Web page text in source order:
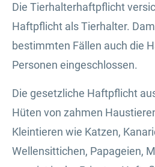
Die Tierhalterhaftpflicht
Haft­pflicht als Tierhalter.
bestimmten Fällen auch die
Per­sonen eingeschlossen.
Die gesetzliche Haft­pflicht
Hüten von zahmen
Kleintieren wie Katzen,
Wellensittichen, Papageien,